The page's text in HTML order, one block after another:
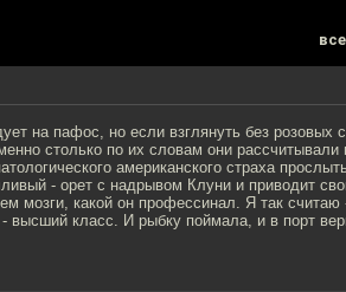
на пафос, но если взглянуть без розовых
столько по их словам они рассчитывали
американского страха
- орет с надрывом Клуни и приводит
мозги, какой он профессинал. Я так считаю
высший класс. И рыбку поймала, и в порт